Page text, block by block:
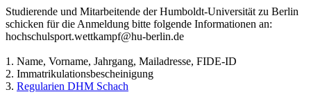
Studierende und Mitarbeitende der Humboldt-Universität zu Berlin
schicken für die Anmeldung bitte folgende Informationen an:
hochschulsport.wettkampf@hu-berlin.de
1. Name, Vorname, Jahrgang, Mailadresse, FIDE-ID
2. Immatrikulationsbescheinigung
3. Regularien DHM Schach